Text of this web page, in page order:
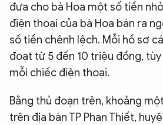
đưa cho bà Hoa một số tiền
điện thoại của bà Hoa bán ra
số tiền chênh lệch. Mỗi hồ sơ
đoạt từ 5 đến 10 triệu đồng,
mỗi chiếc điện thoại.
Bằng thủ đoạn trên, khoảng
trên địa bàn TP Phan Thiết,